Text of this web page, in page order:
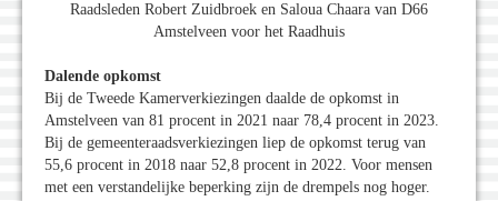
Raadsleden Robert Zuidbroek en Saloua Chaara van D66
Amstelveen voor het Raadhuis
Dalende opkomst
Bij de Tweede Kamerverkiezingen daalde de opkomst in
Amstelveen van 81 procent in 2021 naar 78,4 procent in 2023.
Bij de gemeenteraadsverkiezingen liep de opkomst terug van
55,6 procent in 2018 naar 52,8 procent in 2022. Voor mensen
met een verstandelijke beperking zijn de drempels nog hoger.